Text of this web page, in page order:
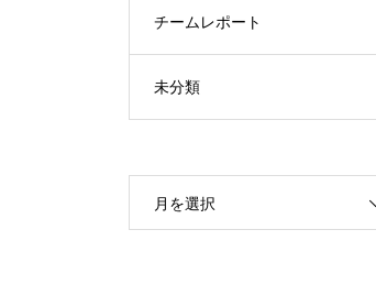
チームレポート
未分類
月を選択